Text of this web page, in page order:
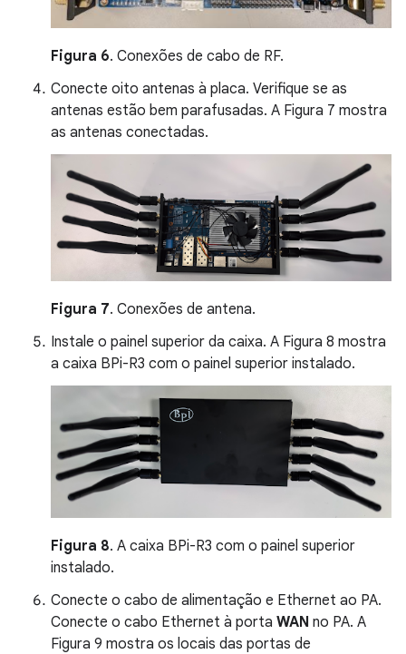
Figura 6. Conexões de cabo de RF.
Conecte oito antenas à placa. Verifique se as
antenas estão bem parafusadas. A Figura 7 mostra
as antenas conectadas.
Figura 7. Conexões de antena.
Instale o painel superior da caixa. A Figura 8 mostra
a caixa BPi-R3 com o painel superior instalado.
Figura 8. A caixa BPi-R3 com o painel superior
instalado.
Conecte o cabo de alimentação e Ethernet ao PA.
Conecte o cabo Ethernet à porta WAN no PA. A
Figura 9 mostra os locais das portas de